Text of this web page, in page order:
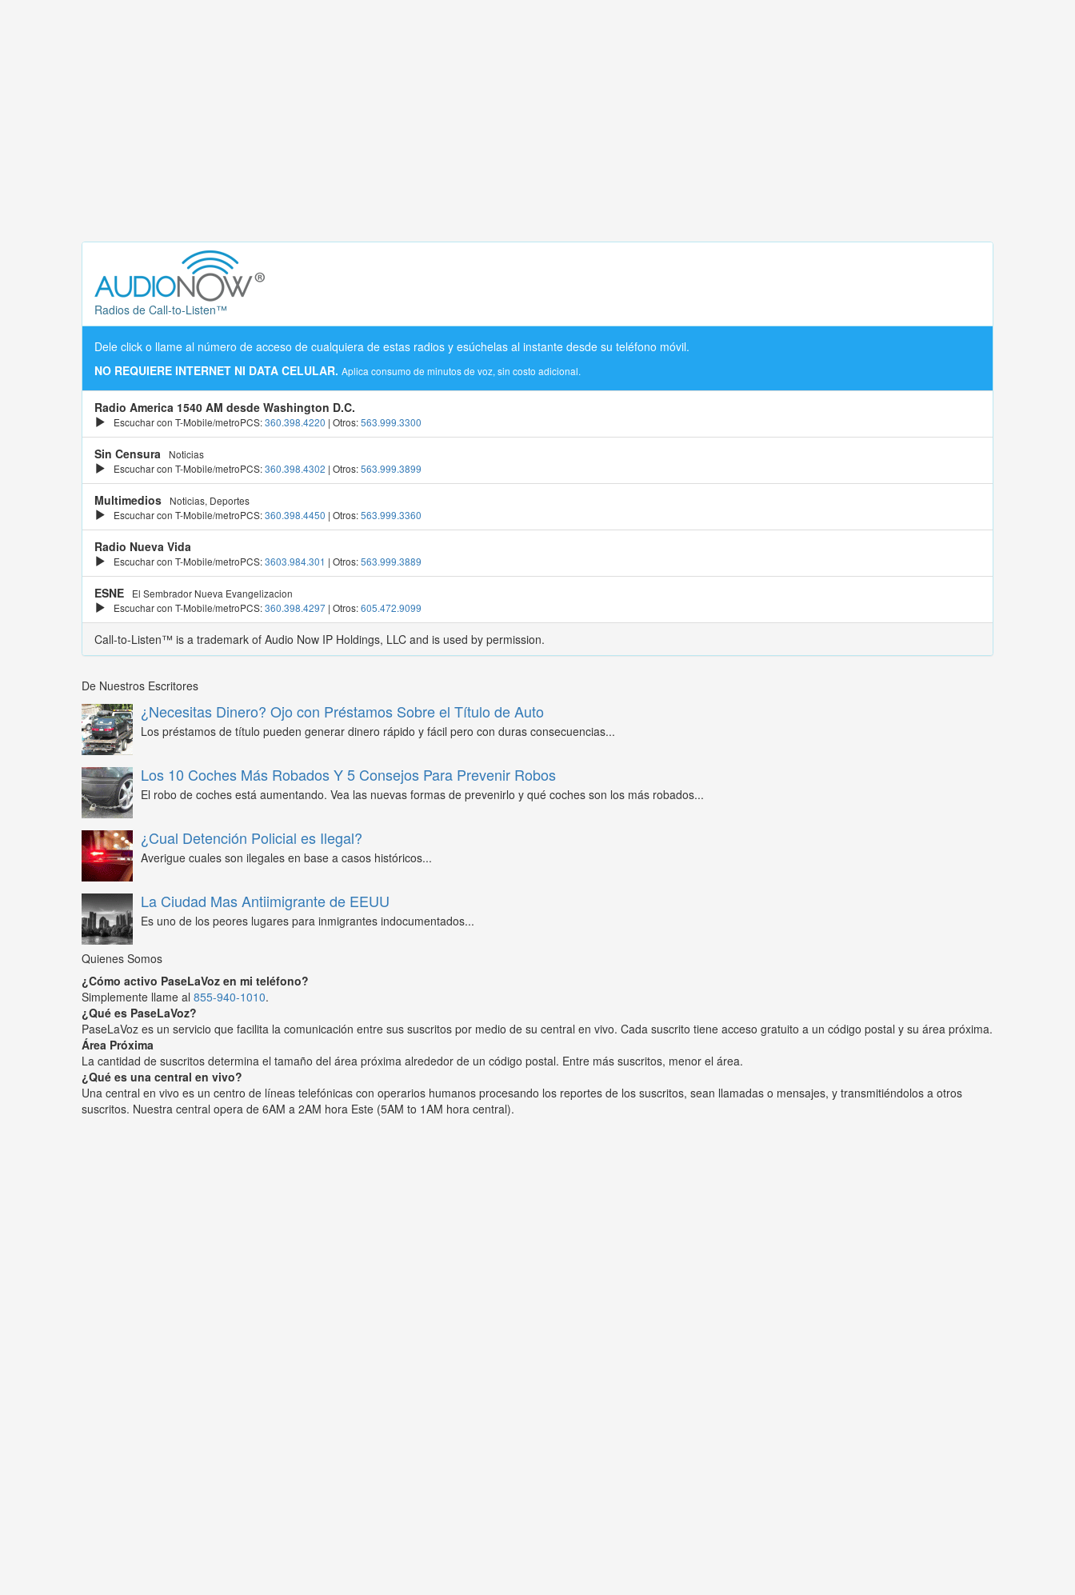
Radios de Call-to-Listen™
Dele click o llame al número de acceso de cualquiera de estas radios y esúchelas al instante desde su teléfono móvil.
NO REQUIERE INTERNET NI DATA CELULAR. Aplica consumo de minutos de voz, sin costo adicional.
Radio America 1540 AM desde Washington D.C.
Escuchar con T-Mobile/metroPCS:360.398.4220 | Otros:563.999.3300
Sin Censura
Noticias
Escuchar con T-Mobile/metroPCS:360.398.4302 | Otros:563.999.3899
Multimedios
Noticias, Deportes
Escuchar con T-Mobile/metroPCS:360.398.4450 | Otros:563.999.3360
Radio Nueva Vida
Escuchar con T-Mobile/metroPCS:3603.984.301 | Otros:563.999.3889
ESNE
El Sembrador Nueva Evangelizacion
Escuchar con T-Mobile/metroPCS:360.398.4297 | Otros:605.472.9099
Call-to-Listen™ is a trademark of Audio Now IP Holdings, LLC and is used by permission.
De Nuestros Escritores
¿Necesitas Dinero? Ojo con Préstamos Sobre el Título de Auto
Los préstamos de título pueden generar dinero rápido y fácil pero con duras consecuencias...
Los 10 Coches Más Robados Y 5 Consejos Para Prevenir Robos
El robo de coches está aumentando. Vea las nuevas formas de prevenirlo y qué coches son los más robados...
¿Cual Detención Policial es Ilegal?
Averigue cuales son ilegales en base a casos históricos...
La Ciudad Mas Antiimigrante de EEUU
Es uno de los peores lugares para inmigrantes indocumentados...
Quienes Somos
¿Cómo activo PaseLaVoz en mi teléfono?
Simplemente llame al 855-940-1010.
¿Qué es PaseLaVoz?
PaseLaVoz es un servicio que facilita la comunicación entre sus suscritos por medio de su central en vivo. Cada suscrito tiene acceso gratuito a un código postal y su área próxima.
Área Próxima
La cantidad de suscritos determina el tamaño del área próxima alrededor de un código postal. Entre más suscritos, menor el área.
¿Qué es una central en vivo?
Una central en vivo es un centro de líneas telefónicas con operarios humanos procesando los reportes de los suscritos, sean llamadas o mensajes, y transmitiéndolos a otros
suscritos. Nuestra central opera de 6AM a 2AM hora Este (5AM to 1AM hora central).